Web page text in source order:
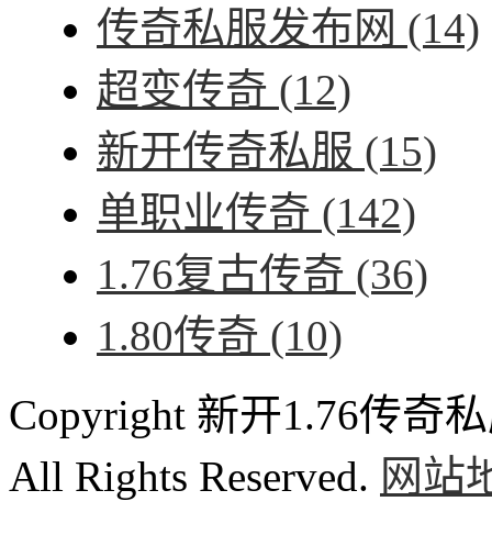
传奇私服发布网 (14)
超变传奇 (12)
新开传奇私服 (15)
单职业传奇 (142)
1.76复古传奇 (36)
1.80传奇 (10)
Copyright 新开1.76传奇
All Rights Reserved. 网站